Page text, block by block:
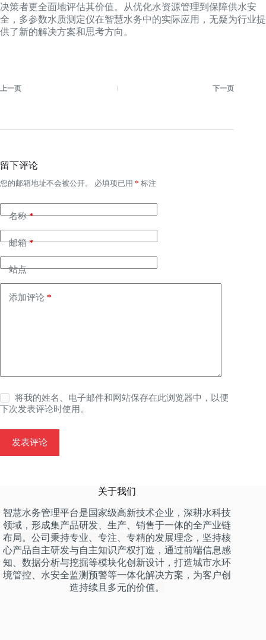
决策者更全面地评估其价值。从优化水资源管理到保障供水安
全，多参数水质测定仪在智慧水务中的实际应用，无疑为行业提
供了新的解决方案和思考方向。
上一页 下一页
留下评论
您的邮箱地址不会被公开。 必填项已用 * 标注
名称*
邮箱*
站点
添加评论 *
将我的姓名、电子邮件和网站保存在此浏览器中，以便
下次发表评论时使用。
发表评论
关于我们
智慧水务管理平台是国家级高新技术企业，深耕水科技
领域，形成集产品研发、生产、销售于一体的全产业链
布局。公司秉持专业、专注、专精的发展理念，坚持核
心产品自主研发与自主知识产权打造，通过前端信息感
知、数据分析与挖掘等模块化创新设计，打造城市水环
境管控、水安全监测预警等一体化解决方案，为客户创
造持续且多元的价值。